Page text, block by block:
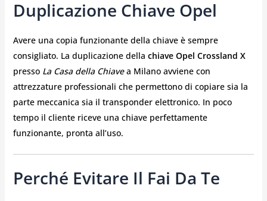
Duplicazione Chiave Opel
Avere una copia funzionante della chiave è sempre
consigliato. La duplicazione della chiave Opel Crossland X
presso La Casa della Chiavea Milano avviene con
attrezzature professionali che permettono di copiare sia la
parte meccanica sia il transponder elettronico. In poco
tempo il cliente riceve una chiave perfettamente
funzionante, pronta all’uso.
Perché Evitare Il Fai Da Te